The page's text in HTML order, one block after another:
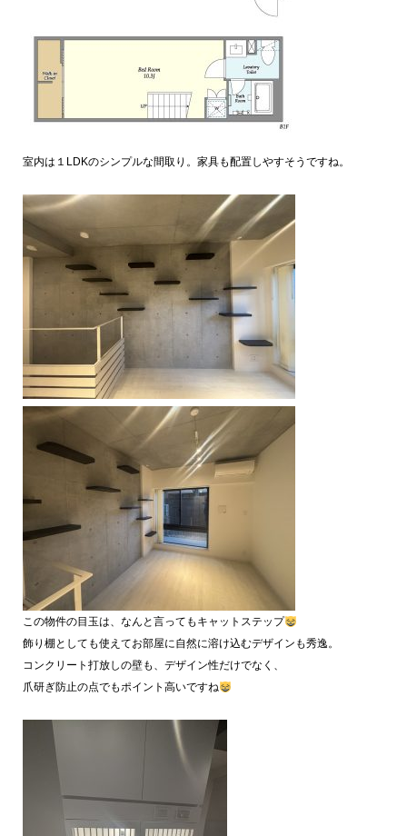
室内は１LDKのシンプルな間取り。家具も配置しやすそうですね。
この物件の目玉は、なんと言ってもキャットステップ
飾り棚としても使えてお部屋に自然に溶け込むデザインも秀逸。
コンクリート打放しの壁も、デザイン性だけでなく、
爪研ぎ防止の点でもポイント高いですね